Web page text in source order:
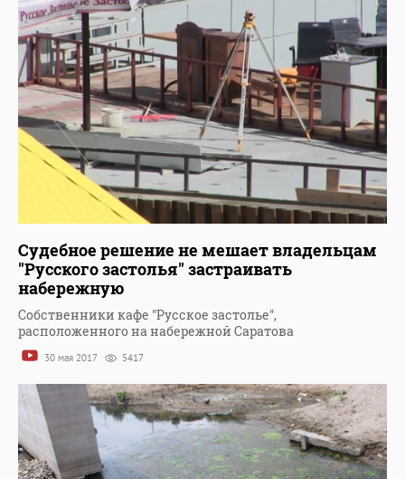
Судебное решение не мешает владельцам
"Русского застолья" застраивать
набережную
Собственники кафе "Русское застолье",
расположенного на набережной Саратова
30 мая 2017 5417